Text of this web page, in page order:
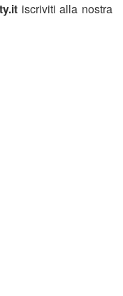
iscriviti alla nostra